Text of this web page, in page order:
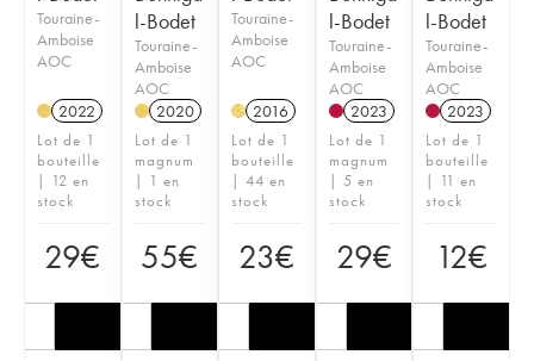
Touraine-
Amboise
AOC
2022
Lot de 1
bouteille
| 12 en
stock
29€
l-Bodet
Touraine-
Amboise
AOC
2020
Lot de 1
magnum
| 1 en
stock
55€
Touraine-
Amboise
AOC
H 2016
Lot de 1
bouteille
| 44 en
stock
23€
l-Bodet
Touraine-
Amboise
AOC
2023
Lot de 1
magnum
| 5 en
stock
29€
l-Bodet
Touraine-
Amboise
AOC
2023
Lot de 1
bouteille
| 11 en
stock
12€